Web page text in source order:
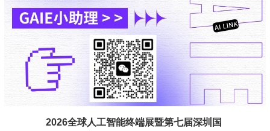
2026全球人工智能终端展暨第七届深圳国